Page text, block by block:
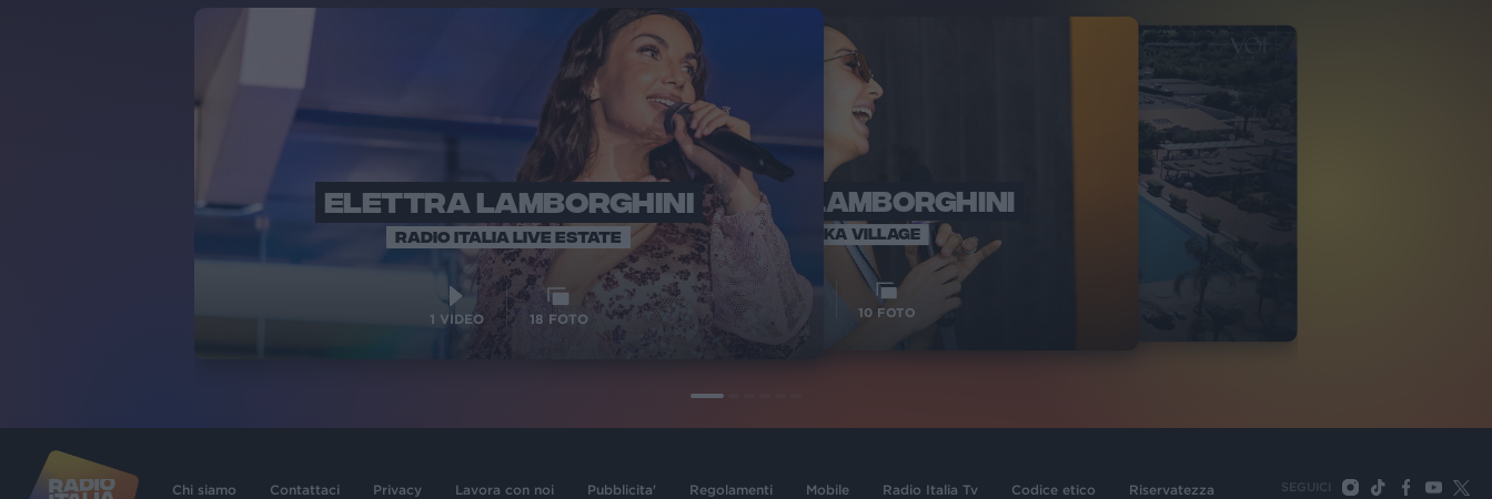
ELETTRA LAMBORGHINI
RADIO ITALIA LIVE ESTATE
1 VIDEO 18 FOTO
ELETTRA LAMBORGHINI
VOI TANKA VILLAGE
10 FOTO
RADIO ITALIA
VOI TANKA VILLAGE
Chi siamo Contattaci Privacy Lavora con noi Pubblicita' Regolamenti Mobile Radio Italia Tv Codice etico Riservatezza SEGUICI